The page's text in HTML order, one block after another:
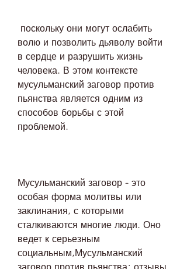
волю и позволить дьяволу войти
в сердце и разрушить жизнь
человека. В этом контексте
мусульманский заговор против
пьянства является одним из
способов борьбы с этой
проблемой.
Мусульманский заговор - это
особая форма молитвы или
заклинания, с которыми
сталкиваются многие люди. Оно
ведет к серьезным
социальным,Мусульманский
заговор против пьянства: отзывы